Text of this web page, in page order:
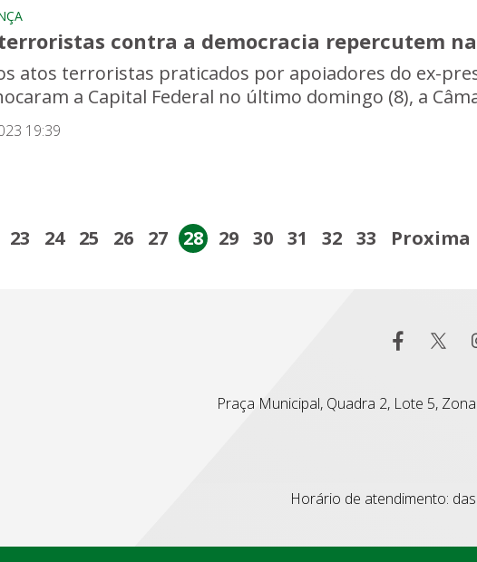
contra a democracia repercutem
atos terroristas praticados por apoiadores do ex-
a Capital Federal no último domingo (8), a
19:39
23 24 25 26 27 28 29 30 31 32 33 Proxima
Praça Municipal, Quadra 2, Lote 5,
Horário de atendimento: